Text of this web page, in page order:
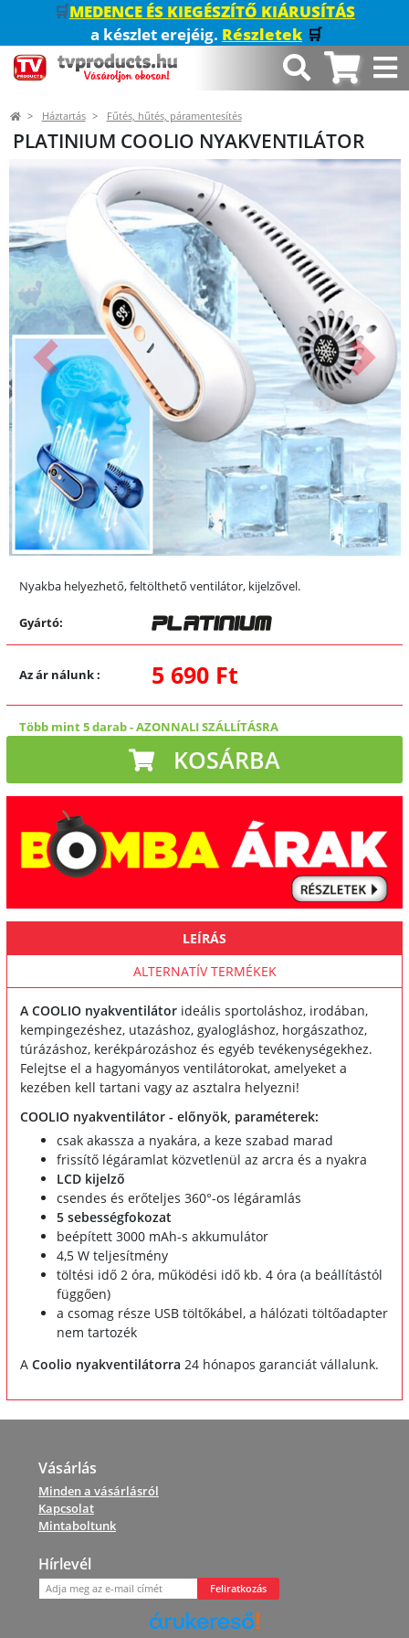
🛒MEDENCE ÉS KIEGÉSZÍTŐ KIÁRUSÍTÁS
a készlet erejéig. Részletek 🛒
Háztartás Fűtés, hűtés, páramentesítés
PLATINIUM COOLIO NYAKVENTILÁTOR
Előző
Nyakba helyezhető, feltölthető ventilátor, kijelzővel.
Gyártó:
Az ár nálunk: 5 690 Ft
Több mint 5 darab-AZONNALI SZÁLLÍTÁSRA
KOSÁRBA
LEÍRÁS
ALTERNATÍV TERMÉKEK
A COOLIO nyakventilátor ideális sportoláshoz, irodában,
kempingezéshez, utazáshoz, gyalogláshoz, horgászathoz,
túrázáshoz, kerékpározáshoz és egyéb tevékenységekhez.
Felejtse el a hagyományos ventilátorokat, amelyeket a
kezében kell tartani vagy az asztalra helyezni!
COOLIO nyakventilátor - előnyök, paraméterek:
csak akassza a nyakára, a keze szabad marad
frissítő légáramlat közvetlenül az arcra és a nyakra
LCD kijelző
csendes és erőteljes 360°-os légáramlás
5 sebességfokozat
beépített 3000 mAh-s akkumulátor
4,5 W teljesítmény
töltési idő 2 óra, működési idő kb. 4 óra (a beállítástól
függően)
a csomag része USB töltőkábel, a hálózati töltőadapter
nem tartozék
A Coolio nyakventilátorra 24 hónapos garanciát vállalunk.
Vásárlás
Minden a vásárlásról
Kapcsolat
Mintaboltunk
Hírlevél
Feliratkozás